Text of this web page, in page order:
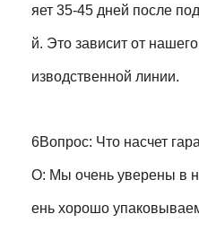
яет 35-45 дней после
й. Это зависит от
изводственной линии.
6Вопрос: Что насчет
О: Мы очень уверены в
ень хорошо